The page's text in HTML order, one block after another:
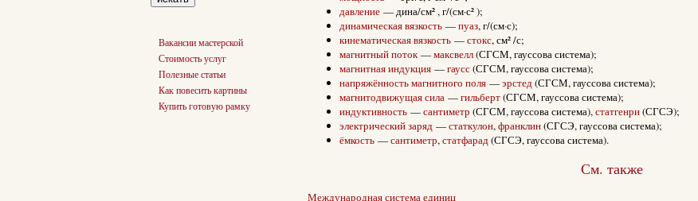
Вакансии мастерской
Стоимость услуг
Полезные статьи
Как повесить картины
Купить готовую рамку
давление— дина/см² , г/(см·с² );
динамическая вязкость—пуаз, г/(см·с);
кинематическая вязкость—стокс, см² /с;
магнитный поток—максвелл(СГСМ, гауссова система);
магнитная индукция—гаусс(СГСМ, гауссова система);
напряжённость магнитного поля—эрстед(СГСМ, гауссова система);
магнитодвижущая сила—гильберт(СГСМ, гауссова система);
индуктивность—сантиметр (СГСМ, гауссова система),статгенри(СГСЭ);
электрический заряд—статкулон,франклин(СГСЭ, гауссова система);
ёмкость—сантиметр,статфарад(СГСЭ, гауссова система).
См. также
Международная система единиц